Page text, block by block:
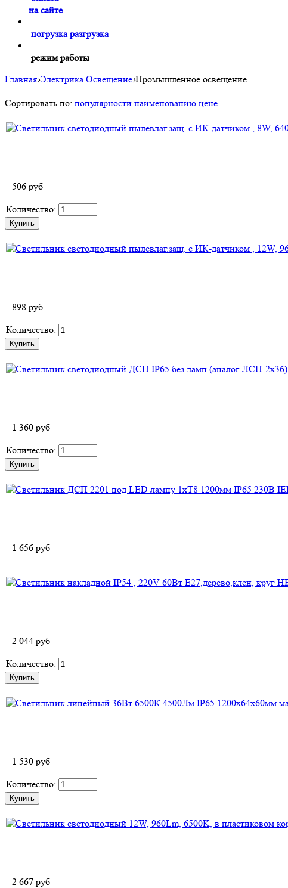
на сайте
погрузка разгрузка
режим работы
Главная›Электрика Освещение›Промышленное освещение
Сортировать по: популярности наименованию цене
506 руб
Количество:
898 руб
Количество:
1 360 руб
Количество:
1 656 руб
2 044 руб
Количество:
1 530 руб
Количество:
2 667 руб